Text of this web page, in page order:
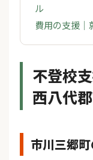
ル
費用の支援｜
不登校
西八代
市川三郷町